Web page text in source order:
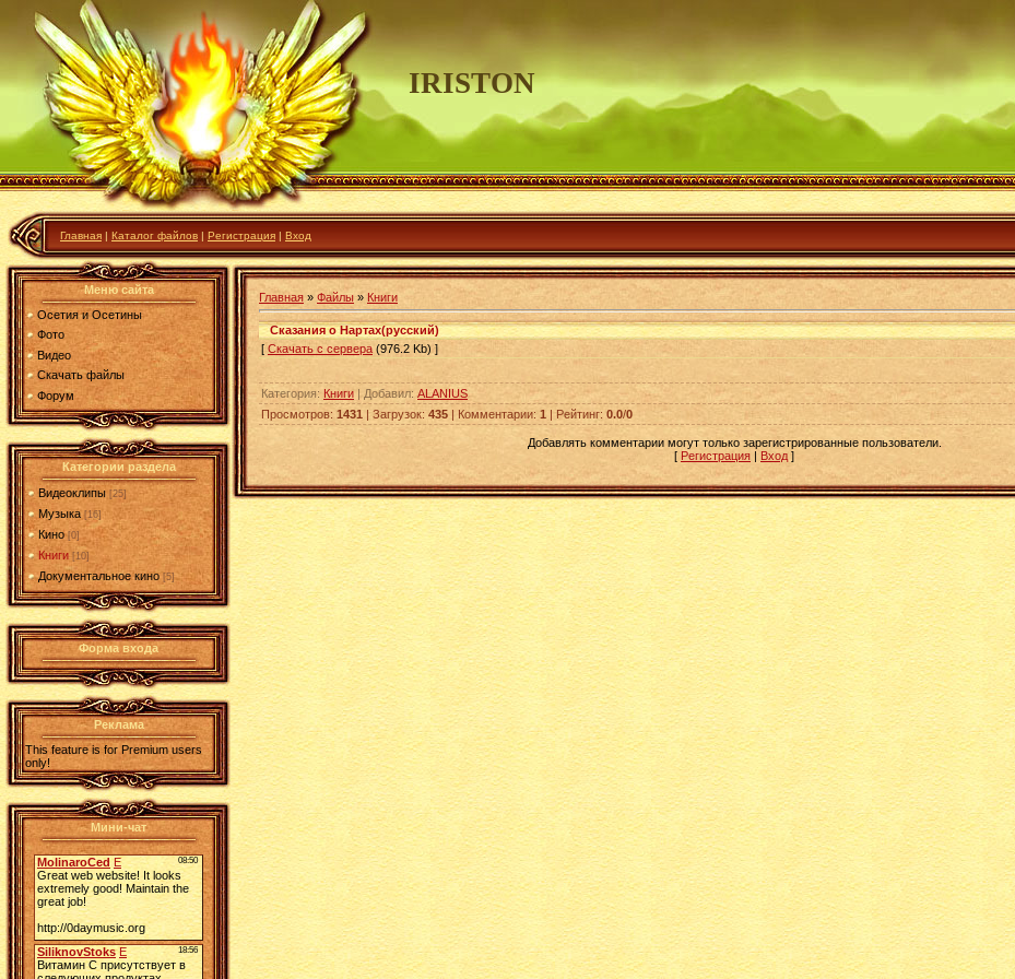
IRISTON
Главная | Каталог файлов | Регистрация | Вход
Меню сайта
Осетия и Осетины
Фото
Видео
Скачать файлы
Форум
Категории раздела
Видеоклипы [25]
Музыка [16]
Кино [0]
Книги [10]
Документальное кино [5]
Форма входа
Реклама
This feature is for Premium users
only!
Мини-чат
Главная » Файлы » Книги
Сказания о Нартах(русский)
[ Скачать с сервера (976.2 Kb) ]
Категория: Книги | Добавил: ALANIUS
Просмотров: 1431 | Загрузок: 435 | Комментарии: 1 | Рейтинг: 0.0/0
Добавлять комментарии могут только зарегистрированные пользователи.
[ Регистрация | Вход ]